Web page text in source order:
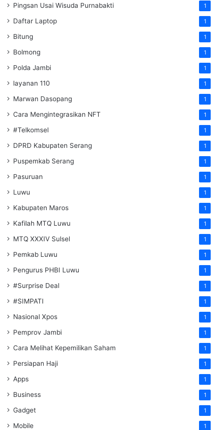
Pingsan Usai Wisuda Purnabakti 1
Daftar Laptop 1
Bitung 1
Bolmong 1
Polda Jambi 1
layanan 110 1
Marwan Dasopang 1
Cara Mengintegrasikan NFT 1
#Telkomsel 1
DPRD Kabupaten Serang 1
Puspemkab Serang 1
Pasuruan 1
Luwu 1
Kabupaten Maros 1
Kafilah MTQ Luwu 1
MTQ XXXIV Sulsel 1
Pemkab Luwu 1
Pengurus PHBI Luwu 1
#Surprise Deal 1
#SIMPATI 1
Nasional Xpos 1
Pemprov Jambi 1
Cara Melihat Kepemilikan Saham 1
Persiapan Haji 1
Apps 1
Business 1
Gadget 1
Mobile 1